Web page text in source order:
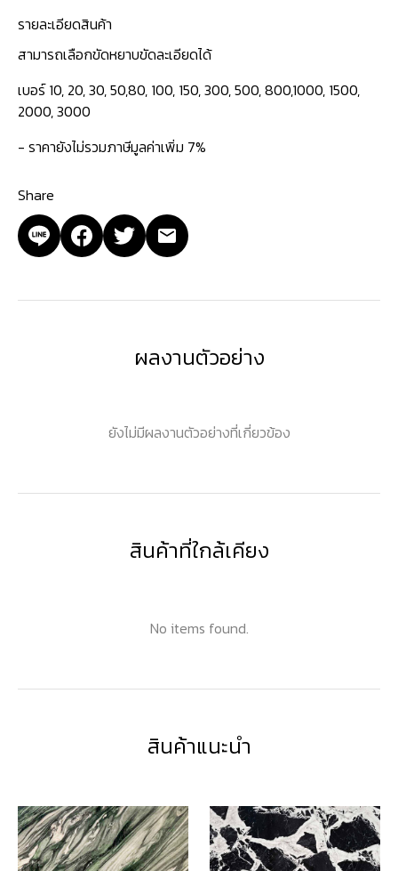
รายละเอียดสินค้า
สามารถเลือกขัดหยาบขัดละเอียดได้
เบอร์ 10, 20, 30, 50,80, 100, 150, 300, 500, 800,1000, 1500,
2000, 3000
- ราคายังไม่รวมภาษีมูลค่าเพิ่ม 7%
Share
ผลงานตัวอย่าง
ยังไม่มีผลงานตัวอย่างที่เกี่ยวข้อง
สินค้าที่ใกล้เคียง
No items found.
สินค้าแนะนำ